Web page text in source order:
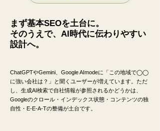
まず基本SEOを土台に。
そのうえで、AI時代に伝わりやすい
設計へ。
ChatGPTやGemini、Google AImodeに「この地域で◯◯
に強い会社は？」と聞くユーザーが増えています。ただ
し、生成AI検索で自社情報が参照されるかどうかは、
Googleのクロール・インデックス状態・コンテンツの独
自性・E-E-A-Tの整備が土台です。